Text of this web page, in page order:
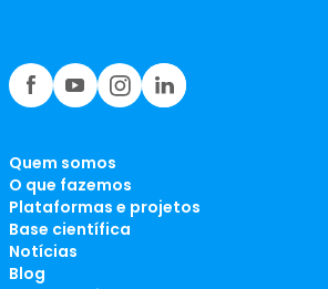
Quem somos
O que fazemos
Plataformas e projetos
Base científica
Notícias
Blog